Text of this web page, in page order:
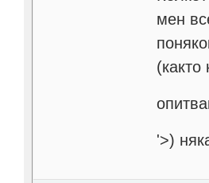
мен
'>)